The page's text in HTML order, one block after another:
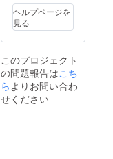
トサル
大会の
観覧、
応援の
でご覧
いただ
けます)
※アク
※映画本
編前に
PRする
画像(告
像6：4
一点)、
CM(15
秒)の素
MOVIE
映画ポ
ス
ター、
しのサ
イン入
り本、
NEKO
THE
場合は
ご相談
くださ
い） ※
はつい
ており
ませ
ん。別
途ご自
ヘルプページを
見る
このプロジェクト
の問題報告はこち
らよりお問い合わ
せください